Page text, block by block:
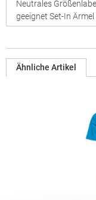
Neutrales
geeignet Set-In Ärmel
Ähnliche Artikel